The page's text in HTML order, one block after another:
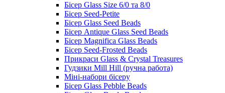
Бісер Glass Size 6/0 та 8/0
Бісер Seed-Petite
Бісер Glass Seed Beads
Бісер Antique Glass Seed Beads
Бісер Magnifica Glass Beads
Бісер Seed-Frosted Beads
Прикраси Glass & Crystal Treasures
Гудзики Mill Hill (ручна работа)
Міні-набори бісеру
Бісер Glass Pebble Beads